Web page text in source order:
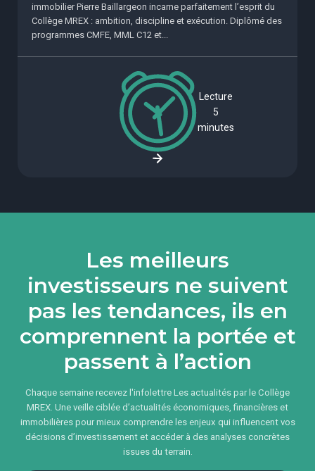
immobilier Pierre Baillargeon incarne parfaitement l’esprit du
Collège MREX : ambition, discipline et exécution. Diplômé des
programmes CMFE, MML C12 et...
Lecture
5
minutes
Les meilleurs
investisseurs ne suivent
pas les tendances, ils en
comprennent la portée et
passent à l’action
Chaque semaine recevez l'infolettre Les actualités par le Collège
MREX. Une veille ciblée d’actualités économiques, financières et
immobilières pour mieux comprendre les enjeux qui influencent vos
décisions d’investissement et accéder à des analyses concrètes
issues du terrain.